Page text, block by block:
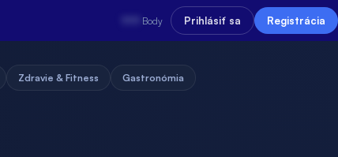
Body Prihlásiť sa Registrácia
Zdravie & Fitness Gastronómia